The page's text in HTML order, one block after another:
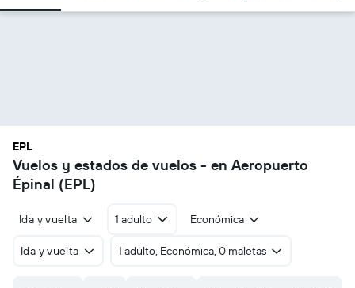
EPL
Vuelos y estados de vuelos - en Aeropuerto
Épinal (EPL)
Ida y vuelta 1 adulto Económica
Ida y vuelta 1 adulto, Económica, 0 maletas